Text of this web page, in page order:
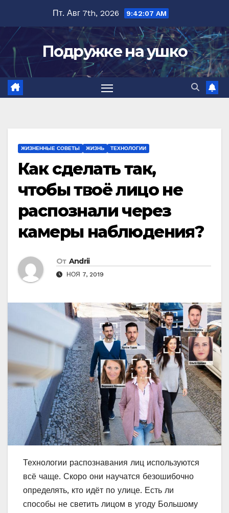
содержимому
Пт. Авг 7th, 2026 9:42:09 AM
Подружке на ушко
ЖИЗНЕННЫЕ СОВЕТЫ ЖИЗНЬ ТЕХНОЛОГИИ
Как сделать так,
чтобы твоё лицо не
распознали через
камеры наблюдения?
От Andrii
НОЯ 7, 2019
Технологии распознавания лиц используются
всё чаще. Скоро они научатся безошибочно
определять, кто идёт по улице. Есть ли
способы не светить лицом в угоду Большому